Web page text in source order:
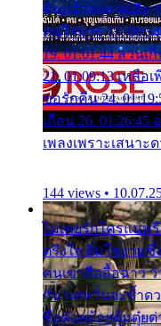
ฉันแล้วจงตายเสีย
คนใจมาร 17.
19. 01:01:44 ส่วน
21. 01:09:13 เหลือ
ขอรักคืน 24.
เถื่อน 26. 01:26:45
เพลงเพราะเสนาะ
144 views •
ไม่เคยรักใครแน่ห
ตรึงใจ ติ๋มใช่งาม
คนเขาลืออื้อฉาว
กัน แต่หวั่นจะช้ำด
ชื่อต๋อยต้อยตุ้มตุ๋ยต่